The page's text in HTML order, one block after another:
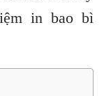
in bao bì